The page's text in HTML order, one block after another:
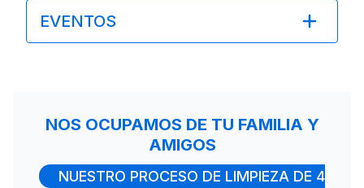
EVENTOS
NOS OCUPAMOS DE TU FAMILIA Y
AMIGOS
NUESTRO PROCESO DE LIMPIEZA DE 4